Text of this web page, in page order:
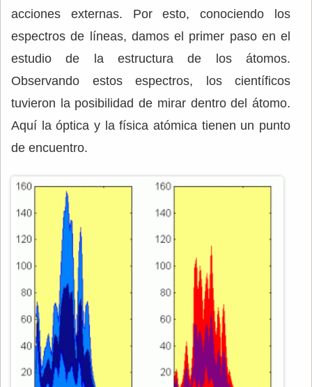
acciones externas. Por esto, conociendo los
espectros de líneas, damos el primer paso en el
estudio de la estructura de los átomos.
Observando estos espectros, los científicos
tuvieron la posibilidad de mirar dentro del átomo.
Aquí la óptica y la física atómica tienen un punto
de encuentro.